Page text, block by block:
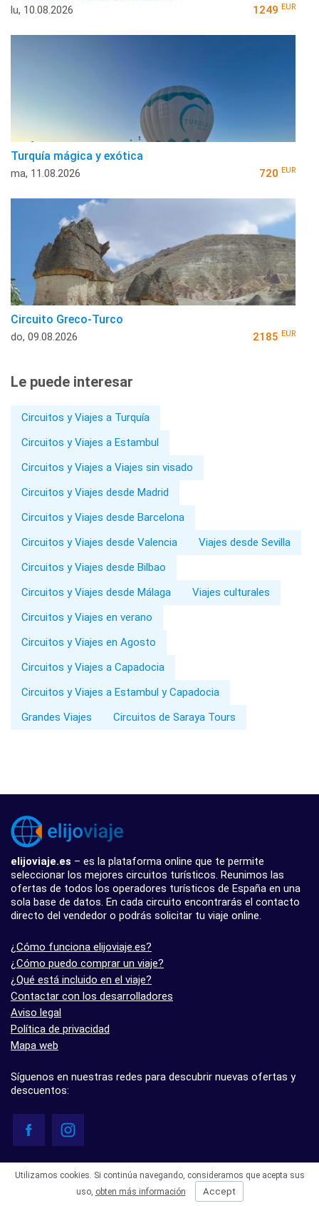
lu, 10.08.2026 1249 EUR
Turquía mágica y exótica
ma, 11.08.2026 720 EUR
Circuito Greco-Turco
do, 09.08.2026 2185 EUR
Le puede interesar
Circuitos y Viajes a Turquía
Circuitos y Viajes a Estambul
Circuitos y Viajes a Viajes sin visado
Circuitos y Viajes desde Madrid
Circuitos y Viajes desde Barcelona
Circuitos y Viajes desde Valencia
Viajes desde Sevilla
Circuitos y Viajes desde Bilbao
Circuitos y Viajes desde Málaga
Viajes culturales
Circuitos y Viajes en verano
Circuitos y Viajes en Agosto
Circuitos y Viajes a Capadocia
Circuitos y Viajes a Estambul y Capadocia
Grandes Viajes
Circuitos de Saraya Tours
elijoviaje.es – es la plataforma online que te permite
seleccionar los mejores circuitos turísticos. Reunimos las
ofertas de todos los operadores turísticos de España en una
sola base de datos. En cada circuito encontrarás el contacto
directo del vendedor o podrás solicitar tu viaje online.
¿Cómo funciona elijoviaje.es?
¿Cómo puedo comprar un viaje?
¿Qué está incluido en el viaje?
Contactar con los desarrolladores
Aviso legal
Política de privacidad
Mapa web
Síguenos en nuestras redes para descubrir nuevas ofertas y
descuentos:
- 5.0 basado en 7 opiniones
Utilizamos cookies. Si continúa navegando, consideramos que acepta sus
uso, obten más información Accept